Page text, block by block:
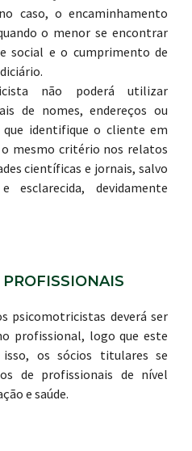
caso, o encaminhamento
o menor se encontrar
social e o cumprimento de
não poderá utilizar
de nomes, endereços ou
identifique o cliente em
mesmo critério nos relatos
científicas e jornais, salvo
devidamente
psicomotricistas deverá ser
profissional, logo que este
os sócios titulares se
de profissionais de nível
e saúde.